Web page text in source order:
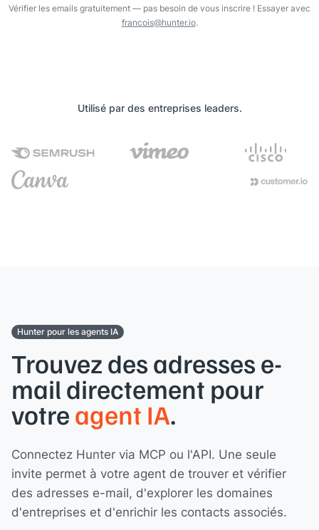
Vérifier les emails gratuitement — pas besoin de vous inscrire ! Essayer avec
francois@hunter.io.
Utilisé par des entreprises leaders.
Hunter pour les agents IA
Trouvez des adresses e-
mail directement pour
votre agent IA.
Connectez Hunter via MCP ou l'API. Une seule
invite permet à votre agent de trouver et vérifier
des adresses e-mail, d'explorer les domaines
d'entreprises et d'enrichir les contacts associés.